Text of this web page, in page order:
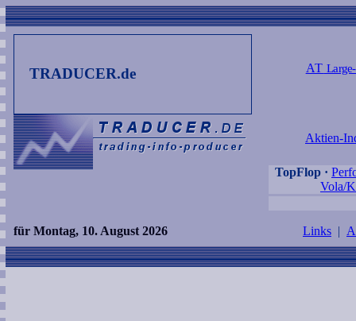
TRADUCER.de AT
Aktien-
TopFlop ·
Vola/
für Montag, 10. August 2026 Links |